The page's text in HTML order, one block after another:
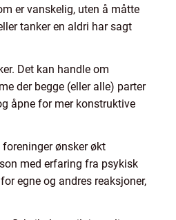
er vanskelig, uten å måtte
tanker en aldri har sagt
Det kan handle om
der begge (eller alle) parter
åpne for mer konstruktive
ønsker økt
med erfaring fra psykisk
egne og andres reaksjoner,